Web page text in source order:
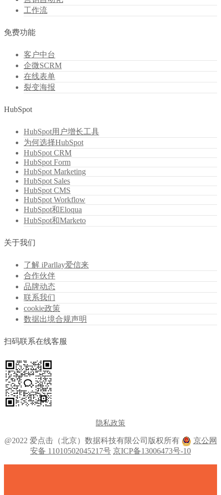
工作流
免费功能
客户中台
企微SCRM
在线表单
裂变海报
HubSpot
HubSpot用户增长工具
为何选择HubSpot
HubSpot CRM
HubSpot Form
HubSpot Marketing
HubSpot Sales
HubSpot CMS
HubSpot Workflow
HubSpot和Eloqua
HubSpot和Marketo
关于我们
了解 iParllay爱信来
合作伙伴
品牌动态
联系我们
cookie政策
数据出境合规声明
扫码联系在线客服
隐私政策
@2022 爱点击（北京）数据科技有限公司版权所有
京公网
安备 11010502045217号 京ICP备13006473号-10